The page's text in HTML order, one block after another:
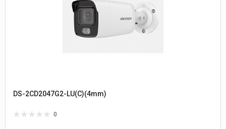
DS-2CD2047G2-LU(C)(4mm)
0